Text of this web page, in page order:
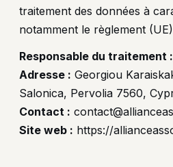
traitement des données à
notamment le règlement
Responsable du traitement :
Adresse : Georgiou
Salonica, Pervolia 7560,
Contact :
Site web : https://